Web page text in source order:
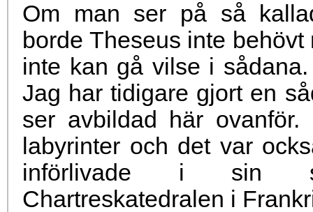
Om man ser på så
borde Theseus inte
inte kan gå vilse i
Jag har tidigare gjort en
ser avbildad här
labyrinter och det var
införlivade i sin
Chartreskatedralen i